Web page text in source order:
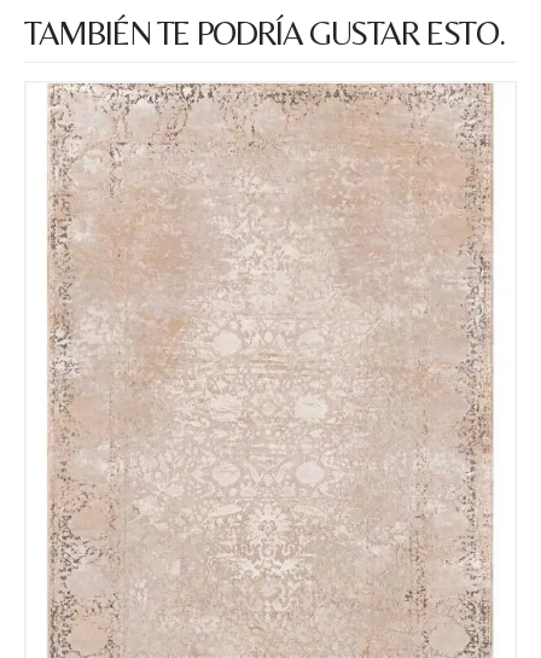
TAMBIÉN TE PODRÍA GUSTAR ESTO.
Nombre y apellido*
Teléfono
Correo electronico*
Tu mensaje.
Nombre y Referencia del producto*
Acuerdo RGPD*
Doy mi consentimiento para que
esta web almacene la
información que envío para que
puedan responder a mi petición.